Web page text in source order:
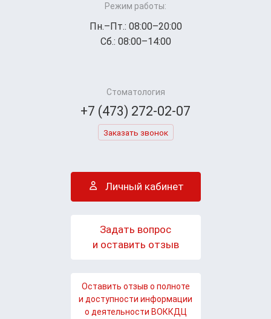
Режим работы:
Пн.–Пт.: 08:00–20:00
Сб.: 08:00–14:00
Стоматология
+7 (473) 272-02-07
Заказать звонок
Личный кабинет
Задать вопрос
и оставить отзыв
Оставить отзыв о полноте
и доступности информации
о деятельности ВОККДЦ